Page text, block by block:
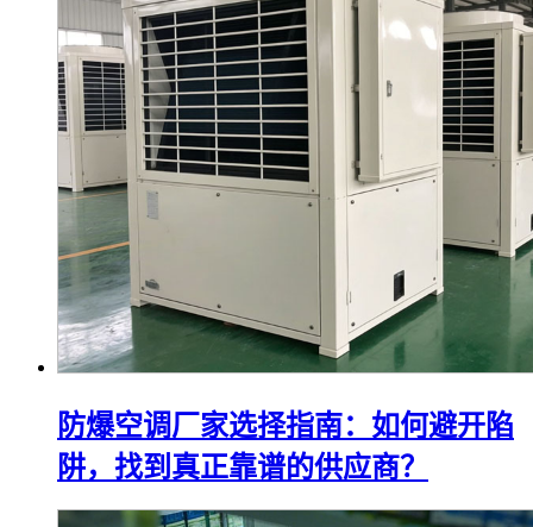
防爆空调厂家选择指南：如何避开陷
阱，找到真正靠谱的供应商？